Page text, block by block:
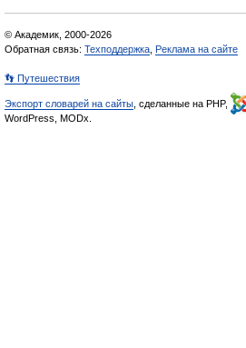
© Академик, 2000-2026
Обратная связь: Техподдержка Реклама на сайте
👣 Путешествия
Экспорт словарей на сайты , сделанные на PHP,
WordPress, MODx.